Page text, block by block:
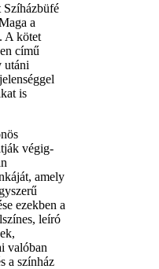
Szíházbüfé
a
A kötet
című
utáni
is
végig-
amely
ezekben a
leíró
valóban
a színház